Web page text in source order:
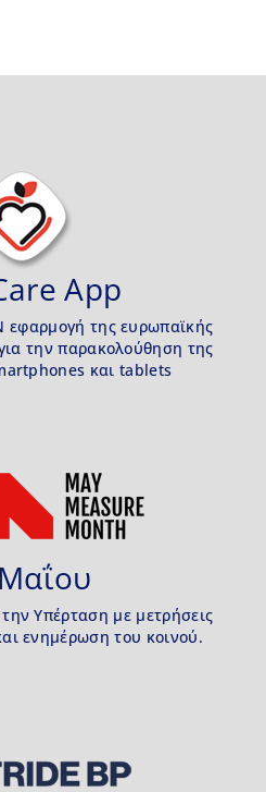
App
της ευρωπαϊκής
την παρακολούθηση της
και tablets
Υπέρταση με μετρήσεις
ενημέρωση του κοινού.